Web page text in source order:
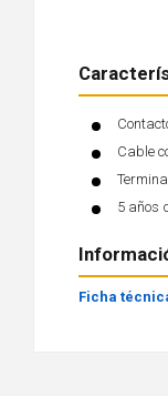
Cable
5 años
Ficha